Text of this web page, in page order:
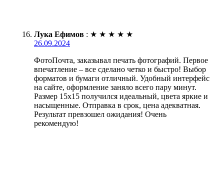
Лука Ефимов : ★ ★ ★ ★ ★
26.09.2024
ФотоПочта, заказывал печать фотографий. Первое
впечатление – все сделано четко и быстро! Выбор
форматов и бумаги отличный. Удобный интерфейс
на сайте, оформление заняло всего пару минут.
Размер 15х15 получился идеальный, цвета яркие и
насыщенные. Отправка в срок, цена адекватная.
Результат превзошел ожидания! Очень
рекомендую!